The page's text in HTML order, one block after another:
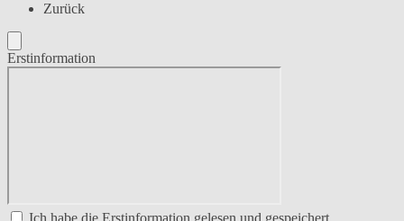
Zurück
Erstinformation
Ich habe die Erstinformation gelesen und gespeichert